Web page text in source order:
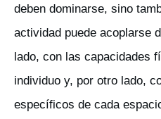
deben dominarse, sino
actividad puede acoplarse
lado, con las capacidades
individuo y, por otro lado,
específicos de cada